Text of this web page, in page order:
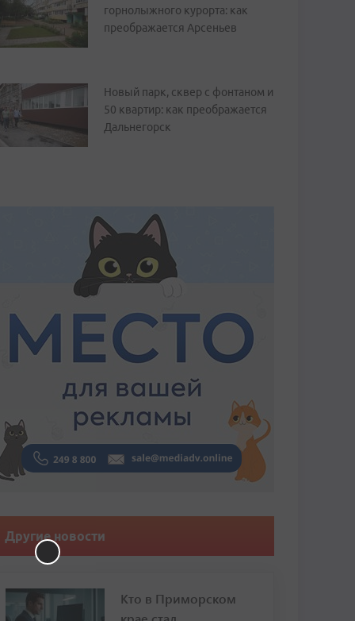
горнолыжного курорта: как
преображается Арсеньев
Новый парк, сквер с фонтаном и
50 квартир: как преображается
Дальнегорск
Другие новости
Кто в Приморском